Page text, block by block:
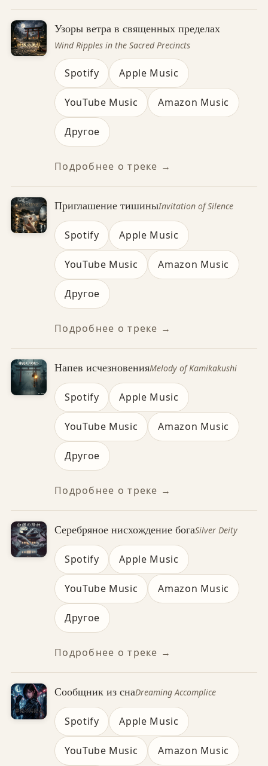
Узоры ветра в священных пределах
Wind Ripples in the Sacred Precincts
Spotify Apple Music
YouTube Music Amazon Music
Другое
Подробнее о треке →
Приглашение тишиныInvitation of Silence
Spotify Apple Music
YouTube Music Amazon Music
Другое
Подробнее о треке →
Напев исчезновенияMelody of Kamikakushi
Spotify Apple Music
YouTube Music Amazon Music
Другое
Подробнее о треке →
Серебряное нисхождение богаSilver Deity
Spotify Apple Music
YouTube Music Amazon Music
Другое
Подробнее о треке →
Сообщник из снаDreaming Accomplice
Spotify Apple Music
YouTube Music Amazon Music